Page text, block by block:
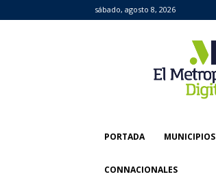
sábado, agosto 8, 2026
Metropolitano
Digital
PORTADA MUNICIPIOS
CONNACIONALES